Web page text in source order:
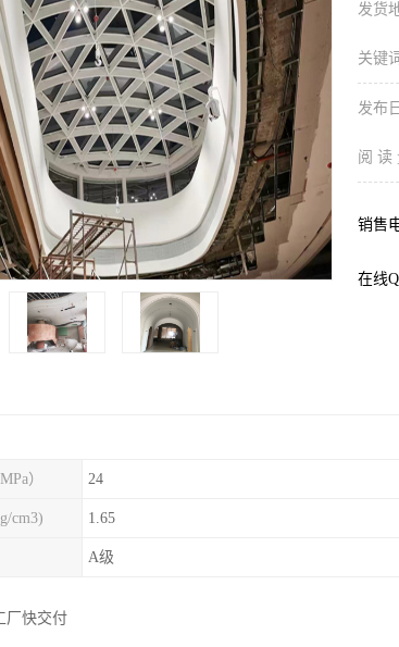
发货
关键
发布
阅 读
销售
在线
） 24
cm3) 1.65
A级
厂快交付‌